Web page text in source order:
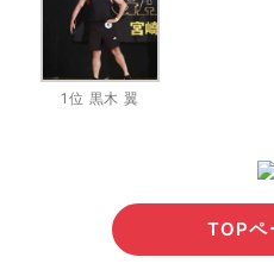
1位 黒木 翼
TOPペ